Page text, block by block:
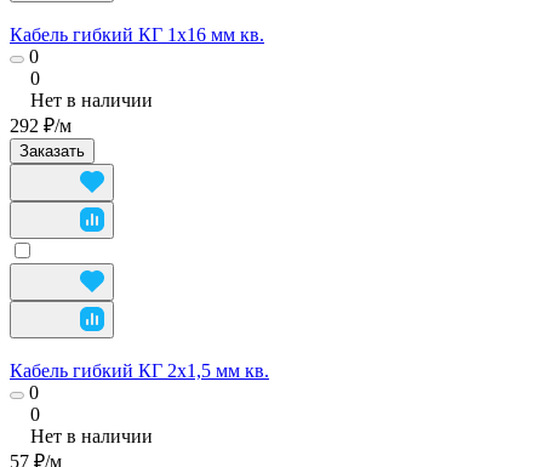
Кабель гибкий КГ 1х16 мм кв.
0
0
Нет в наличии
292 ₽/м
Заказать
Кабель гибкий КГ 2х1,5 мм кв.
0
0
Нет в наличии
57 ₽/м